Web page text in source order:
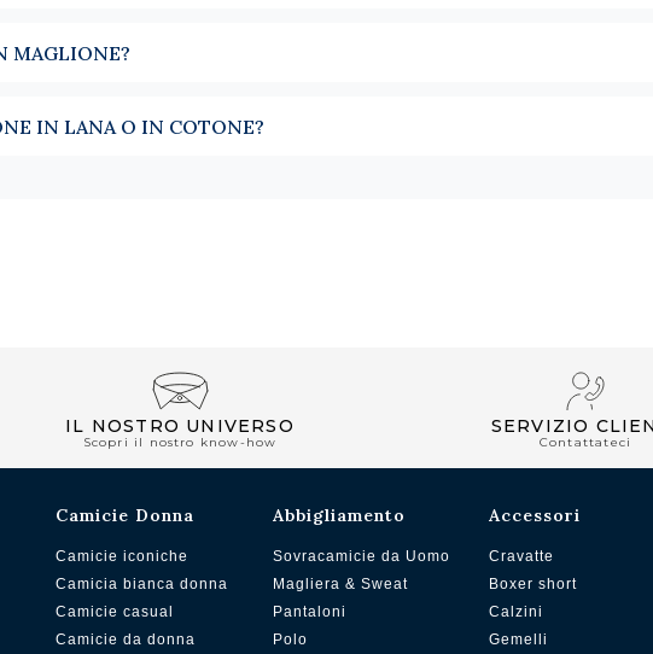
MAGLIONE?
IN LANA O IN COTONE?
IL NOSTRO UNIVERSO
Scopri il nostro know-how
SERVIZIO
Contattateci
Camicie Donna
Camicie iconiche
Camicia bianca donna
Camicie casual
Camicie da donna
Abbigliamento
Sovracamicie da Uomo
Magliera & Sweat
Pantaloni
Polo
Accessori
Cravatte
Boxer short
Calzini
Gemelli